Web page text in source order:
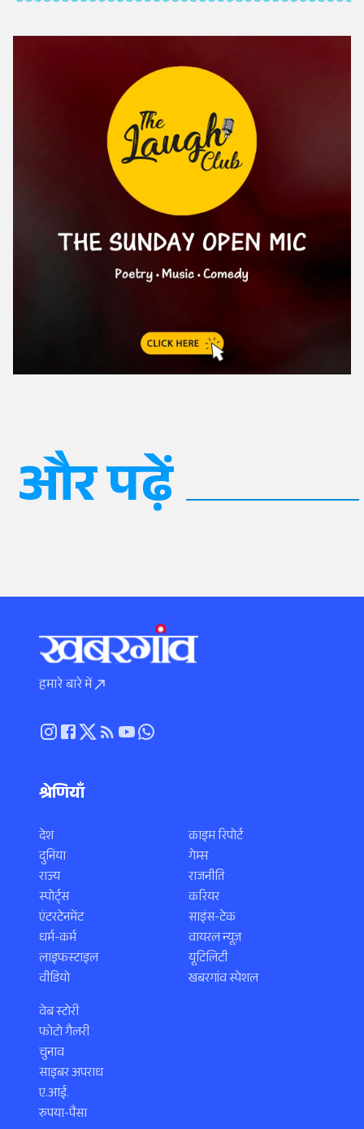
और पढ़ें
हमारे बारे में
श्रेणियाँ
देश
दुनिया
राज्य
स्पोर्ट्स
एंटरटेनमेंट
धर्म-कर्म
लाइफस्टाइल
वीडियो
क्राइम रिपोर्ट
गेम्स
राजनीति
करियर
साइंस-टेक
वायरल न्यूज़
यूटिलिटी
खबरगांव स्पेशल
वेब स्टोरी
फोटो गैलरी
चुनाव
साइबर अपराध
ए.आई.
रुपया-पैसा